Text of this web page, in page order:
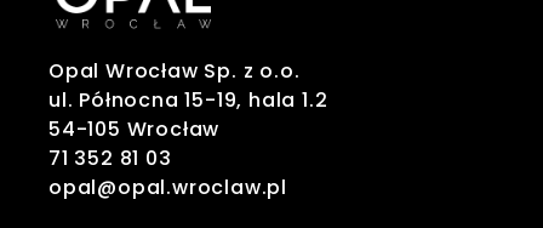
Opal Wrocław Sp. z o.o.
ul. Północna 15-19, hala 1.2
54-105 Wrocław
71 352 81 03
opal@opal.wroclaw.pl